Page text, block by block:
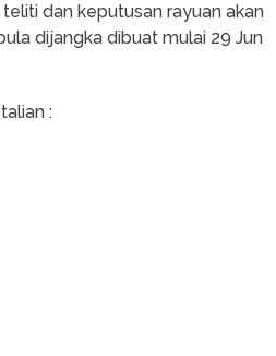
dan keputusan rayuan akan
dijangka dibuat mulai 29 Jun
: